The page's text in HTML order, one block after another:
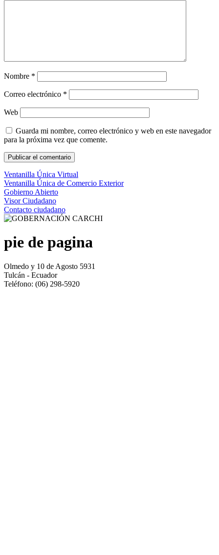
Nombre *
Correo electrónico *
Web
Guarda mi nombre, correo electrónico y web en este navegador
para la próxima vez que comente.
Ventanilla Única Virtual
Ventanilla Única de Comercio Exterior
Gobierno Abierto
Visor Ciudadano
Contacto ciudadano
pie de pagina
Olmedo y 10 de Agosto 5931
Tulcán - Ecuador
Teléfono: (06) 298-5920